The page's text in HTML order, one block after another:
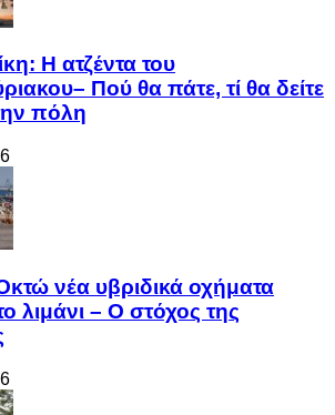
Η ατζέντα του
Πού θα πάτε, τί θα δείτε
πόλη
νέα υβριδικά οχήματα
λιμάνι – Ο στόχος της